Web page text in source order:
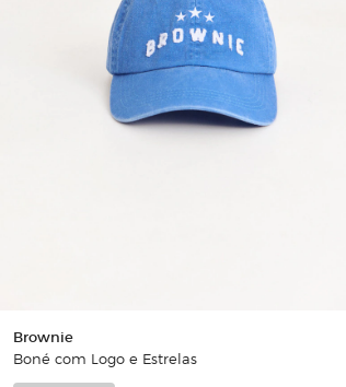
Brownie
Boné com Logo e Estrelas